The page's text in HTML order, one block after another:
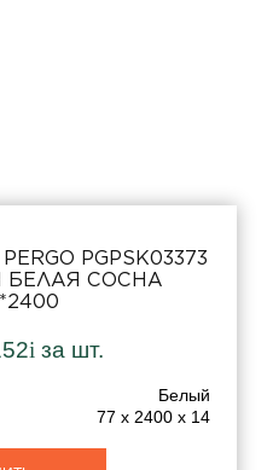
PGPSK03373
БЕЛАЯ СОСНА
i за шт.
Белый
77 x 2400 x 14